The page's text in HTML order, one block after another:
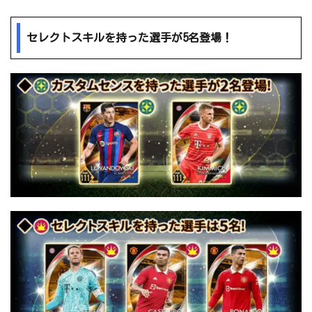
セレクトスキルを持った選手が5名登場！